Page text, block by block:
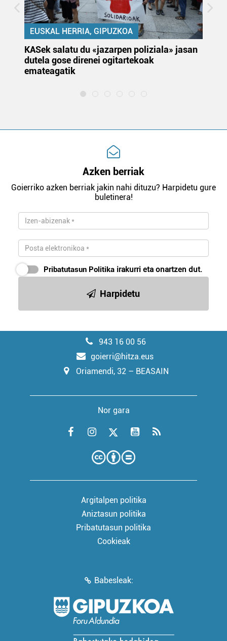
EUSKAL HERRIA, GIPUZKOA
KASek salatu du «jazarpen poliziala» jasan
dutela gose direnei ogitartekoak
emateagatik
Azken berriak
Goierriko azken berriak jakin nahi dituzu? Harpidetu gure
buletinera!
Pribatutasun Politika irakurri eta onartzen dut.
Harpidetu
943 16 00 56
goierri@hitza.eus
Oriamendi, 32 – BEASAIN
Nor gara
Argitalpen politika
Aniztasun politika
Pribatutasun politika
Cookieak
Babesleak: